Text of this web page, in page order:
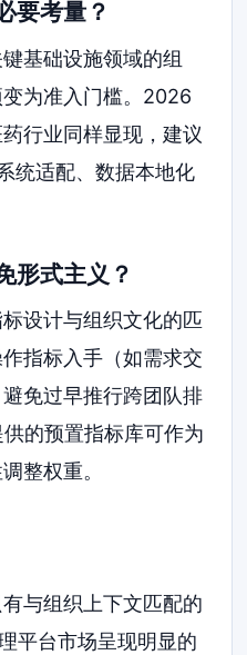
要考量？
基础设施领域的组
为准入门槛。2026
行业同样显现，建议
统适配、数据本地化
形式主义？
设计与组织文化的匹
指标入手（如需求交
免过早推行跨团队排
的预置指标库可作为
整权重。
与组织上下文匹配的
平台市场呈现明显的